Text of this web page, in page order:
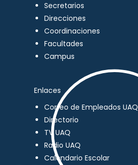
Secretarios
Direcciones
Coordinaciones
Facultades
Campus
Enlaces
Correo de Empleados UAQ
Directorio
TV UAQ
Radio UAQ
Calendario Escolar